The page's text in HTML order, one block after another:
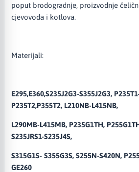
poput brodogradnje, proizvodnje
cjevovoda i kotlova.
Materijali:
E295,E360,S235J2G3-S355J2G3,
P235T2,P355T2, L210NB-L415NB,
L290MB-L415MB, P235G1TH,
S235JRS1-S235J4S,
S315G1S- S355G3S, S255N-S420N,
GE260